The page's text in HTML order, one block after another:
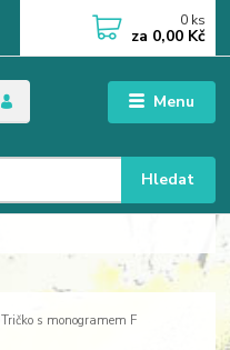
Menu
Hledat
0 ks
za 0,00 Kč
Tričko s monogramem F